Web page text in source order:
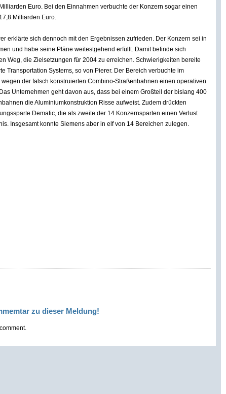
Euro. Bei den Einnahmen verbuchte der Konzern sogar einen
Milliarden Euro.
erklärte sich dennoch mit den Ergebnissen zufrieden. Der Konzern sei in
und habe seine Pläne weitestgehend erfüllt. Damit befinde sich
Weg, die Zielsetzungen für 2004 zu erreichen. Schwierigkeiten bereite
Transportation Systems, so von Pierer. Der Bereich verbuchte im
der falsch konstruierten Combino-Straßenbahnen einen operativen
Unternehmen geht davon aus, dass bei einem Großteil der bislang 400
die Aluminiumkonstruktion Risse aufweist. Zudem drückten
Dematic, die als zweite der 14 Konzernsparten einen Verlust
Insgesamt konnte Siemens aber in elf von 14 Bereichen zulegen.
zu dieser Meldung!